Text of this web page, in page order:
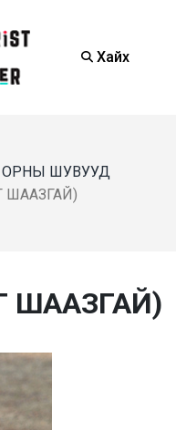
Хайх
ШУВУУД
ШААЗГАЙ)
ШААЗГАЙ)